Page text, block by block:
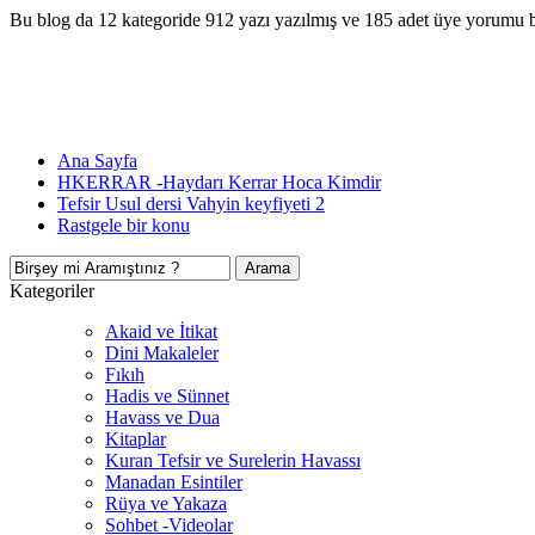
Bu blog da 12 kategoride 912 yazı yazılmış ve 185 adet üye yorumu
Ana Sayfa
HKERRAR -Haydarı Kerrar Hoca Kimdir
Tefsir Usul dersi Vahyin keyfiyeti 2
Rastgele bir konu
Kategoriler
Akaid ve İtikat
Dini Makaleler
Fıkıh
Hadis ve Sünnet
Havass ve Dua
Kitaplar
Kuran Tefsir ve Surelerin Havassı
Manadan Esintiler
Rüya ve Yakaza
Sohbet -Videolar